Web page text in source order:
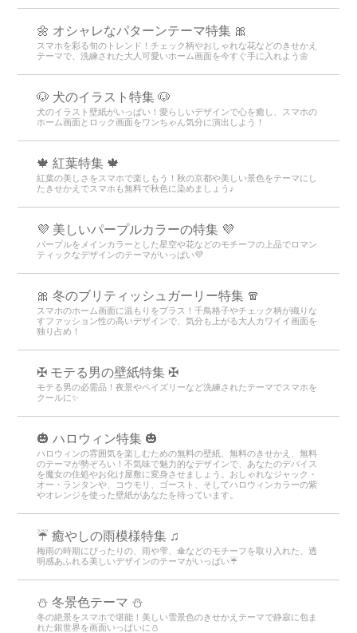
🌼 オシャレなパターンテーマ特集 🎀
スマホを彩る旬のトレンド！チェック柄やおしゃれな花などのきせかえ
テーマで、洗練された大人可愛いホーム画面を今すぐ手に入れよう🌼
🐶 犬のイラスト特集 🐶
犬のイラスト壁紙がいっぱい！愛らしいデザインで心を癒し、スマホの
ホーム画面とロック画面をワンちゃん気分に演出しよう！
🍁 紅葉特集 🍁
紅葉の美しさをスマホで楽しもう！秋の京都や美しい景色をテーマにし
たきせかえでスマホも無料で秋色に染めましょう♪
💜 美しいパープルカラーの特集 💜
パープルをメインカラーとした星空や花などのモチーフの上品でロマン
ティックなデザインのテーマがいっぱい💜
🎀 冬のブリティッシュガーリー特集 🧣
スマホのホーム画面に温もりをプラス！千鳥格子やチェック柄が織りな
すファッション性の高いデザインで、気分も上がる大人カワイイ画面を
独り占め！
✠ モテる男の壁紙特集 ✠
モテる男の必需品！夜景やペイズリーなど洗練されたテーマでスマホを
クールに✨
🎃 ハロウィン特集 🎃
ハロウィンの雰囲気を楽しむための無料の壁紙、無料のきせかえ、無料
のテーマが勢ぞろい！不気味で魅力的なデザインで、あなたのデバイス
を魔女の住処やお化け屋敷に変身させましょう。おしゃれなジャック・
オー・ランタンや、コウモリ、ゴースト、そしてハロウィンカラーの紫
やオレンジを使った壁紙があなたを待っています。
☔ 癒やしの雨模様特集 ♫
梅雨の時期にぴったりの、雨や雫、傘などのモチーフを取り入れた、透
明感あふれる美しいデザインのテーマがいっぱい☔
⛄️ 冬景色テーマ ⛄️
冬の絶景をスマホで堪能！美しい雪景色のきせかえテーマで静寂に包ま
れた銀世界を画面いっぱいに⛄️